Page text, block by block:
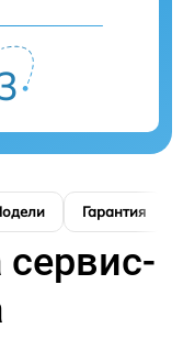
Гарантия